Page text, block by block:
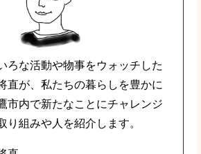
ろな活動や物事をウォッチした
直が、私たちの暮らしを豊かに
市内で新たなことにチャレンジ
り組みや人を紹介します。